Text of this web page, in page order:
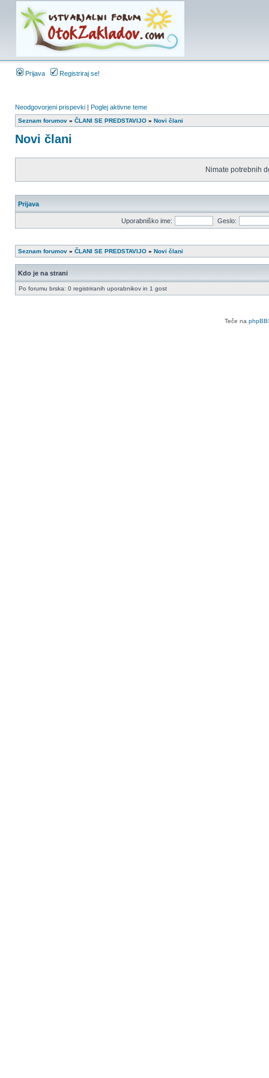
Prijava Registriraj se!
Neodgovorjeni prispevki | Poglej aktivne teme
Seznam forumov » ČLANI SE PREDSTAVIJO » Novi člani
Novi člani
Nimate potrebnih
Prijava
Uporabniško ime: Geslo:
Seznam forumov » ČLANI SE PREDSTAVIJO » Novi člani
Kdo je na strani
Po forumu brska: 0 registriranih uporabnikov in 1 gost
Teče na phpBB